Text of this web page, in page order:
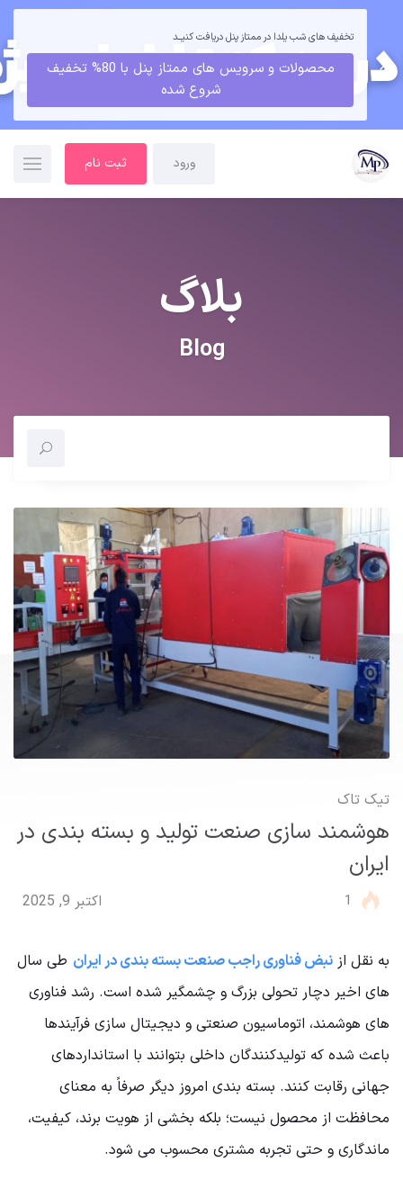
تخفیف های شب یلدا در ممتاز پنل دریافت کنیــد
محصولات و سرویس های ممتاز پنل با 80% تخفیف
شروع شده
ورود ثبت نام
بلاگ
Blog
تیک تاک
هوشمند سازی صنعت تولید و بسته بندی در
ایران
1 اکتبر 9, 2025
به نقل از نبض فناوری راجب صنعت بسته بندی در ایران طی سال
های اخیر دچار تحولی بزرگ و چشمگیر شده است. رشد فناوری
های هوشمند، اتوماسیون صنعتی و دیجیتال سازی فرآیندها
باعث شده که تولیدکنندگان داخلی بتوانند با استانداردهای
جهانی رقابت کنند. بسته بندی امروز دیگر صرفاً به معنای
محافظت از محصول نیست؛ بلکه بخشی از هویت برند، کیفیت،
ماندگاری و حتی تجربه مشتری محسوب می شود.